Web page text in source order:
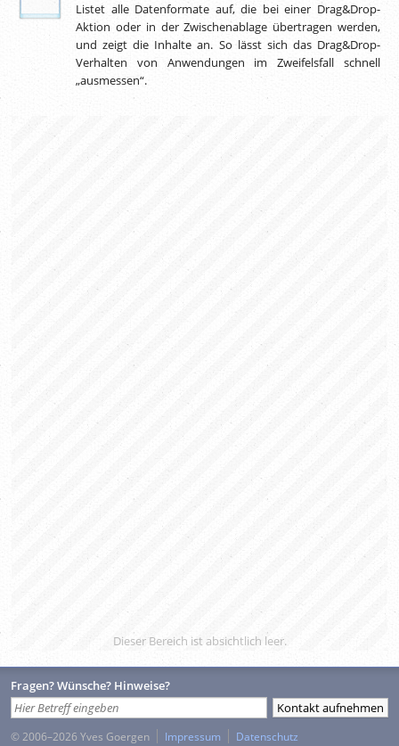
Listet alle Datenformate auf, die bei einer Drag&Drop-
Aktion oder in der Zwischenablage übertragen werden,
und zeigt die Inhalte an. So lässt sich das Drag&Drop-
Verhalten von Anwendungen im Zweifelsfall schnell
„ausmessen“.
Dieser Bereich ist absichtlich leer.
Fragen? Wünsche? Hinweise?
© 2006–2026 Yves Goergen Impressum Datenschutz